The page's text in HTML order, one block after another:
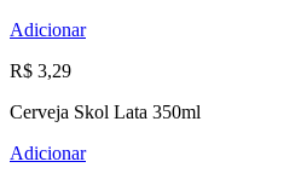
Adicionar
R$ 3,29
Cerveja Skol Lata 350ml
Adicionar